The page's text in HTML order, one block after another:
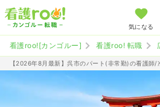
気になる
看護roo![カンゴルー] 看護roo! 転職
【2026年8月最新】呉市のパート(非常勤)の看護師/